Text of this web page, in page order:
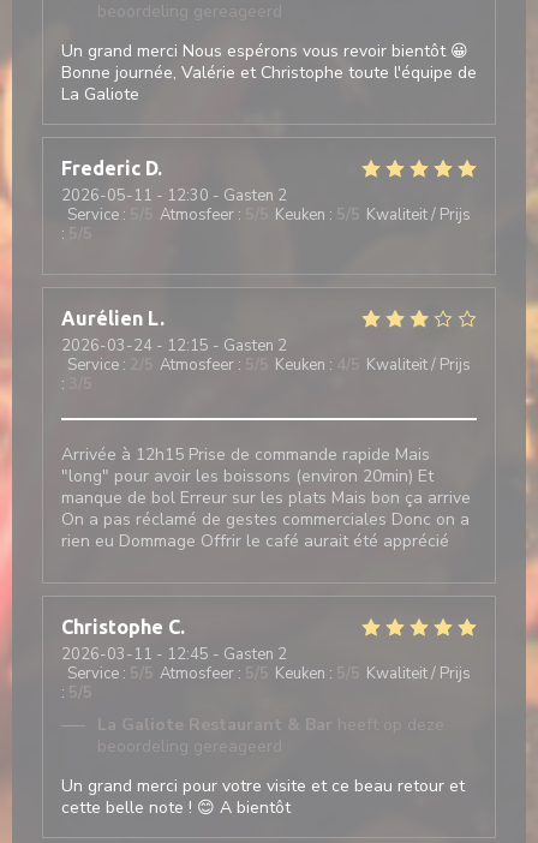
beoordeling gereageerd
Un grand merci Nous espérons vous revoir bientôt 😀
Bonne journée, Valérie et Christophe toute l'équipe de
La Galiote
Frederic D
2026-05-11 - 12:30 - Gasten 2
Service : Atmosfeer : Keuken : 5 /5 Kwaliteit / Prijs
:
Aurélien L
2026-03-24 - 12:15 - Gasten 2
Service : Atmosfeer : Keuken :
Kwaliteit / Prijs
:
Arrivée à 12h15 Prise de commande rapide Mais
"long" pour avoir les boissons (environ 20min) Et
manque de bol Erreur sur les plats Mais bon ça arrive
On a pas réclamé de gestes commerciales Donc on a
rien eu Dommage Offrir le café aurait été apprécié
Christophe C
2026-03-11 - 12:45 - Gasten 2
Service : 5 /5 Atmosfeer : 5 /5 Keuken :
Kwaliteit / Prijs
: 5 /5
La Galiote Restaurant & Bar heeft op deze
beoordeling gereageerd
Un grand merci pour votre visite et ce beau retour et
cette belle note ! 😊 A bientôt